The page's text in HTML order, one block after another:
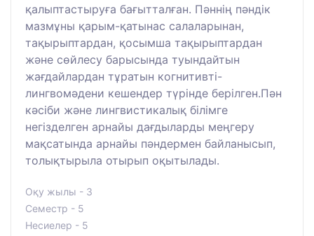
қалыптастыруға бағытталған. Пәннің пәндік
мазмұны қарым-қатынас салаларынан,
тақырыптардан, қосымша тақырыптардан
және сөйлесу барысында туындайтын
жағдайлардан тұратын когнитивті-
лингвомәдени кешендер түрінде берілген.Пән
кәсіби және лингвистикалық білімге
негізделген арнайы дағдыларды меңгеру
мақсатында арнайы пәндермен байланысып,
толықтырыла отырып оқытылады.
Оқу жылы - 3
Семестр - 5
Несиелер - 5